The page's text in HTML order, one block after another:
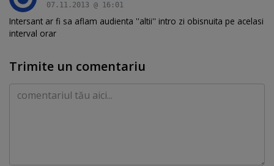
07.11.2013 @ 16:01
Intersant ar fi sa aflam audienta ''altii'' intro zi obisnuita pe acelasi
interval orar
Trimite un comentariu
Comentariu